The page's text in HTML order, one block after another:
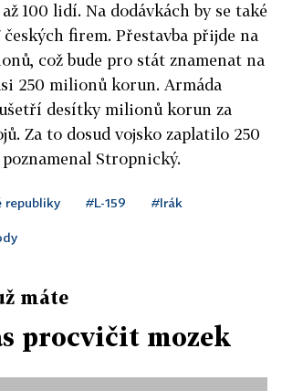
100 lidí. Na dodávkách by se také
firem. Přestavba přijde na
což bude pro stát znamenat na
250 milionů korun. Armáda
desítky milionů korun za
Za to dosud vojsko zaplatilo 250
Stropnický.
republiky #L-159 #Irák
máte
procvičit mozek